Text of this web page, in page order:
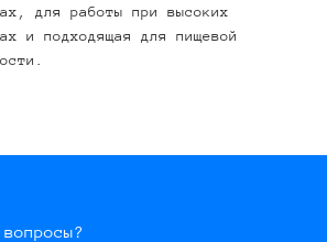
для работы при высоких
и подходящая для пищевой